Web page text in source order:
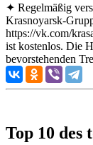
✦ Regelmäßig
Krasnoyarsk-
https://vk.com/
ist kostenlos. Die
bevorstehenden
Top 10 des